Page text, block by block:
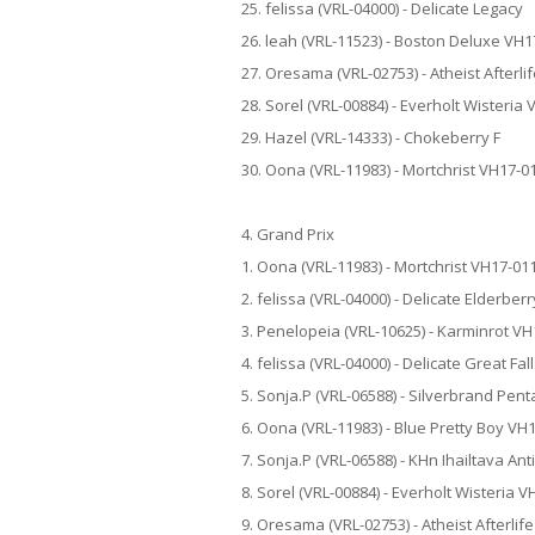
25. felissa (VRL-04000) - Delicate Legacy
26. leah (VRL-11523) - Boston Deluxe
27. Oresama (VRL-02753) - Atheist
28. Sorel (VRL-00884) - Everholt Wisteria
29. Hazel (VRL-14333) - Chokeberry F
30. Oona (VRL-11983) - Mortchrist VH17-
4. Grand Prix
1. Oona (VRL-11983) - Mortchrist VH17-
2. felissa (VRL-04000) - Delicate
3. Penelopeia (VRL-10625) - Karminrot
4. felissa (VRL-04000) - Delicate Great
5. Sonja.P (VRL-06588) - Silverbrand
6. Oona (VRL-11983) - Blue Pretty Boy
7. Sonja.P (VRL-06588) - KHn Ihailtava
8. Sorel (VRL-00884) - Everholt Wisteria
9. Oresama (VRL-02753) - Atheist Afterlife